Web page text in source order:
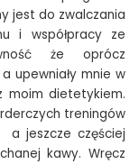
jest do zwalczania
i współpracy ze
że oprócz
upewniały mnie w
moim dietetykiem.
treningów
a jeszcze częściej
kawy. Wręcz